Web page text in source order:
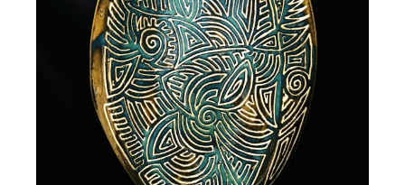
Coupe en céramique LEIYANJA
170,00€–175,00€